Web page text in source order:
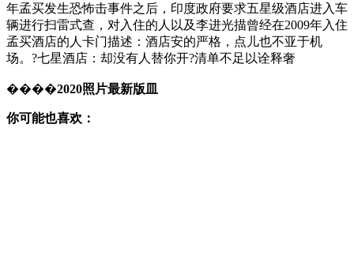
年孟买发生恐怖击事件之后，印度政府要求五星级酒店进入车
辆进行扫雷式查，对入住的人以及李进光描曾经在2009年入住
孟买酒店的人卡门描述：酒店安的严格，点儿也不亚于机
场。?七星酒店：却没有人替你开?清单不足以诠释奢
����2020照片最新版皿
你可能也喜欢：